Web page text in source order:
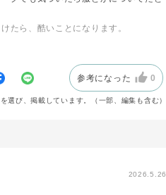
たら、酷いことになります。
参考になった 0
選び、掲載しています。（一部、編集も含む）
2026.5.26